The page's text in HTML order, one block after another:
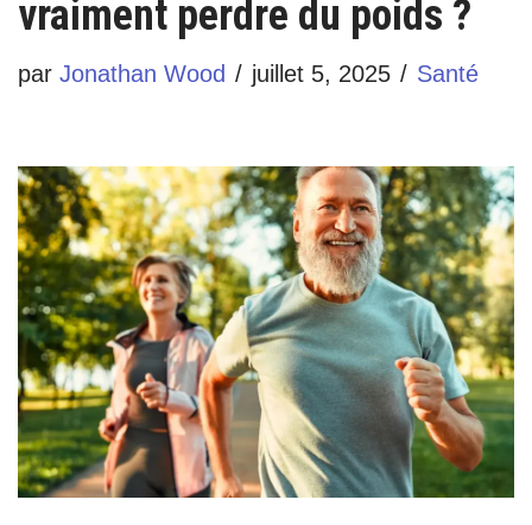
vraiment perdre du poids ?
par Jonathan Wood juillet 5, 2025 Santé